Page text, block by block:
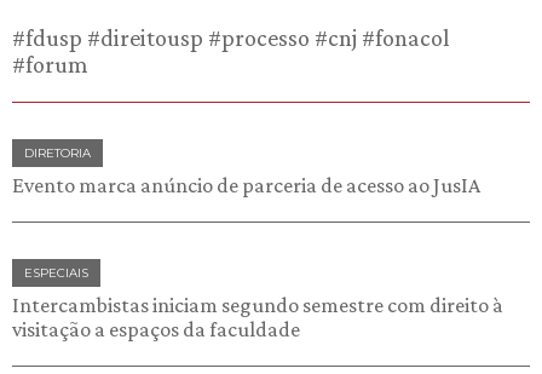
#fdusp #direitousp #processo #cnj #fonacol
#forum
DIRETORIA
Evento marca anúncio de parceria de acesso ao JusIA
ESPECIAIS
Intercambistas iniciam segundo semestre com direito à
visitação a espaços da faculdade